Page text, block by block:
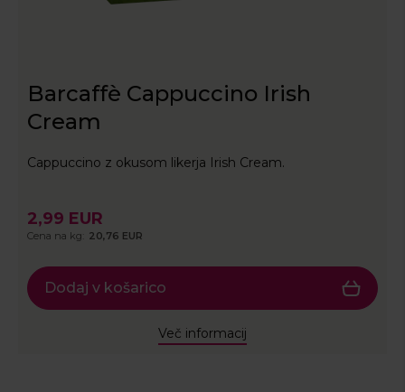
Barcaffè Cappuccino Irish
Cream
Cappuccino z okusom likerja Irish Cream.
2,99 EUR
Cena na kg: 20,76 EUR
Dodaj v košarico
Več informacij